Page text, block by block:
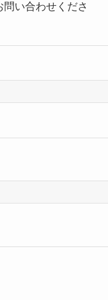
い合わせくださ